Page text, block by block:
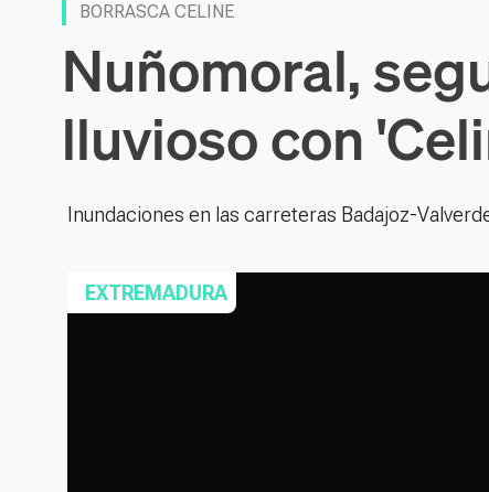
BORRASCA CELINE
Nuñomoral,
lluvioso con
Inundaciones en las carreteras Badajoz-
EXTREMADURA